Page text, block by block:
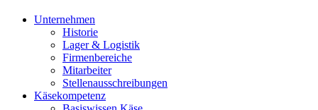
Unternehmen
Historie
Lager & Logistik
Firmenbereiche
Mitarbeiter
Stellenausschreibungen
Käsekompetenz